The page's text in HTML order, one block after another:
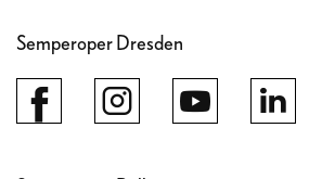
Semperoper Dresden